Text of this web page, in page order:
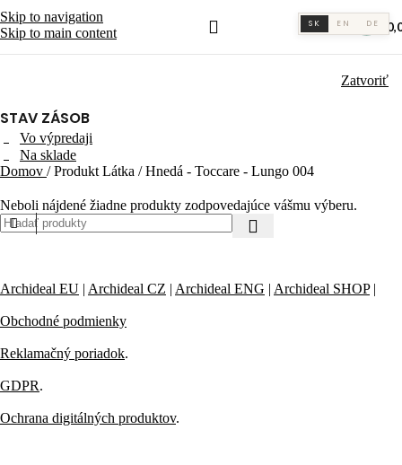
Skip to navigation
Skip to main content
0 €
Zatvoriť
STAV ZÁSOB
Vo výpredaji
Na sklade
Domov / Produkt Látka / Hnedá - Toccare - Lungo 004
Neboli nájdené žiadne produkty zodpovedajúce vášmu výberu.
Archideal EU | Archideal CZ | Archideal ENG | Archideal SHOP |
Obchodné podmienky
Reklamačný poriadok.
GDPR.
Ochrana digitálných produktov.
SK EN DE